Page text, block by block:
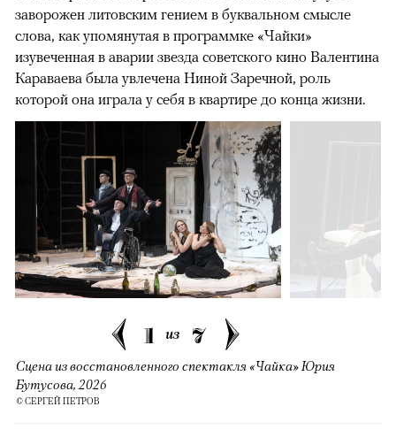
заворожен литовским гением в буквальном смысле
слова, как упомянутая в программке «Чайки»
изувеченная в аварии звезда советского кино Валентина
Караваева была увлечена Ниной Заречной, роль
которой она играла у себя в квартире до конца жизни.
1 из 7
Сцена из восстановленного спектакля «Чайка» Юрия
Бутусова, 2026
© СЕРГЕЙ ПЕТРОВ